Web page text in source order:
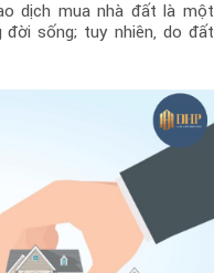
dịch mua nhà đất là một
đời sống; tuy nhiên, do đất